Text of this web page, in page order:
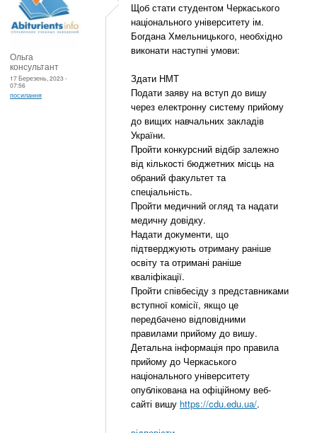
Ольга
консультант
17 Березень, 2023 -
07:56
посилання
Щоб стати студентом Черкаського
національного університету ім.
Богдана Хмельницького, необхідно
виконати наступні умови:
Здати НМТ
Подати заяву на вступ до вишу
через електронну систему прийому
до вищих навчальних закладів
України.
Пройти конкурсний відбір залежно
від кількості бюджетних місць на
обраний факультет та
спеціальність.
Пройти медичний огляд та надати
медичну довідку.
Надати документи, що
підтверджують отриману раніше
освіту та отримані раніше
кваліфікації.
Пройти співбесіду з представниками
вступної комісії, якщо це
передбачено відповідними
правилами прийому до вишу.
Детальна інформація про правила
прийому до Черкаського
національного університету
опублікована на офіційному веб-
сайті вишу https://cdu.edu.ua/.